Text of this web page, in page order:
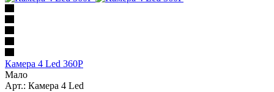
Камера 4 Led 360P
Мало
Арт.: Камера 4 Led